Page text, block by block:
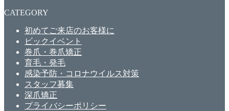
CATEGORY
初めてご来店のお客様に
ビックイベント
巻爪・巻爪矯正
育毛・発毛
感染予防・コロナウイルス対策
スタッフ募集
深爪矯正
プライバシーポリシー